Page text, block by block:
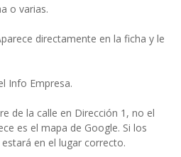
o varias.
directamente en la ficha y le
Info Empresa.
de la calle en Dirección 1, no el
es el mapa de Google. Si los
en el lugar correcto.